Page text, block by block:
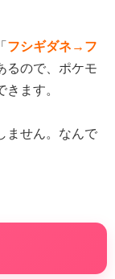
フシギダネ→フ
るので、ポケモ
ます。
ません。なんで